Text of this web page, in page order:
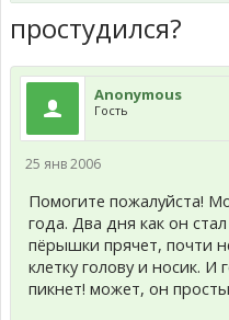
простудился?
Anonymous
Гость
25 янв 2006
Помогите пожалуйста!
года. Два дня как он
пёрышки прячет, почти
клетку голову и носик.
пикнет! может, он